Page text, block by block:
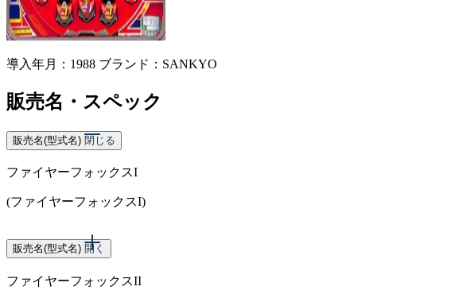
導入年月：1988 ブランド：SANKYO
販売名・スペック
販売名(型式名) 閉じる
ファイヤーフォックスI
(ファイヤーフォックスI)
販売名(型式名) 開く
ファイヤーフォックスII